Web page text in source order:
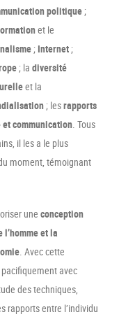
politique ;
et le
; Internet ;
; la diversité
et la
; lesrapports
et communication. Tous
il les a le plus
moment, témoignant
une conception
et la
. Avec cette
avec
des techniques,
rapports entre l’individu